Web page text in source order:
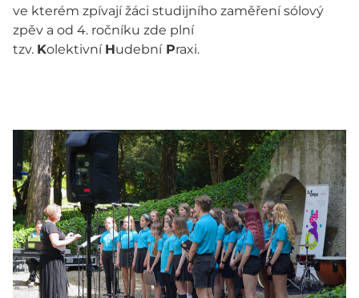
ve kterém zpívají žáci studijního zaměření sólový
zpěv a od 4. ročníku zde plní
tzv. Kolektivní HudebníPraxi.